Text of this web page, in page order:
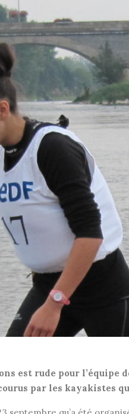
est rude pour l’équipe
par les kayakistes